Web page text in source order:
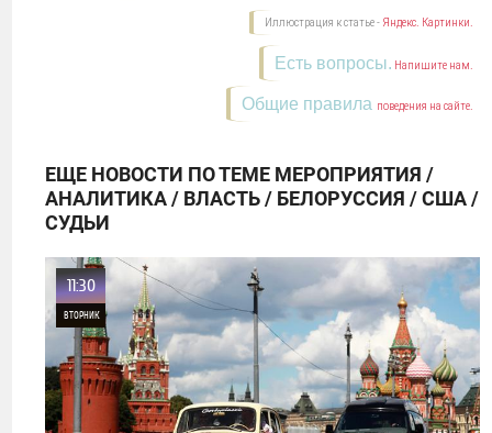
Иллюстрация к статье - Яндекс. Картинки.
Есть вопросы. Напишите нам.
Общие правила поведения на сайте.
ЕЩЕ НОВОСТИ ПО ТЕМЕ МЕРОПРИЯТИЯ /
АНАЛИТИКА / ВЛАСТЬ / БЕЛОРУССИЯ / США /
СУДЬИ
11:30
ВТОРНИК
0